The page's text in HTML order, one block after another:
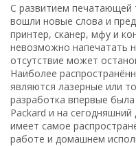
С развитием печатающей
вошли новые слова и
принтер, сканер, мфу и
невозможно напечатать
отсутствие может
Наиболее
являются лазерные или
разработка впервые
Packard и на
имеет самое
работе и домашнем